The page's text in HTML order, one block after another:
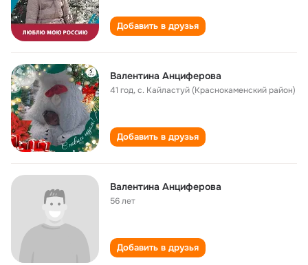
Добавить в друзья
Валентина Анциферова
41 год,с. Кайластуй (Краснокаменский район)
Добавить в друзья
Валентина Анциферова
56 лет
Добавить в друзья